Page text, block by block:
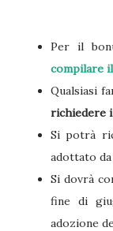
Per il
compilare
Qualsiasi
richiedere
Si potrà
adottato
Si dovrà
fine di
adozione